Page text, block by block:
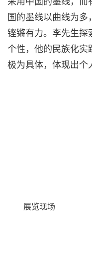
国的墨线以曲线为
铿锵有力。李先生探
个性，他的民族化实
极为具体，体现出个
展览现场